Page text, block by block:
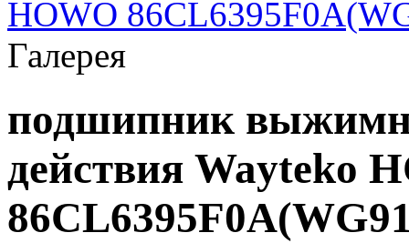
Галерея
подшипник
действия Wayteko